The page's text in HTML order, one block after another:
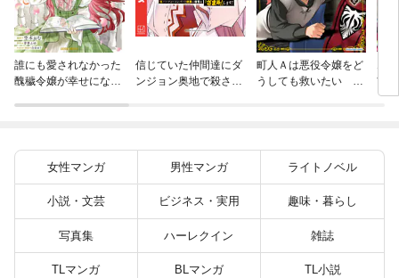
誰にも愛されなかった
醜穢令嬢が幸せになる
信じていた仲間達にダ
ンジョン奥地で殺され
バーと世界に復讐＆
（２３）
町人Ａは悪役令嬢をど
うしても救いたい ～
す
嫁
女性マンガ 男性マンガ ライトノベル
小説・文芸 ビジネス・実用 趣味・暮らし
写真集 ハーレクイン 雑誌
TLマンガ BLマンガ TL小説